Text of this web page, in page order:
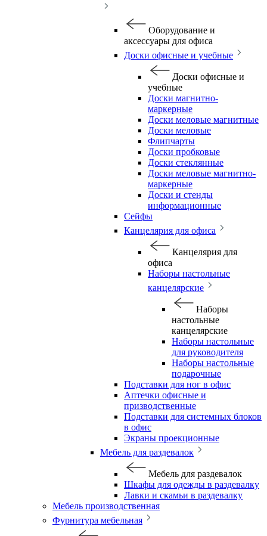
Оборудование и
аксессуары для офиса
Доски офисные и учебные
Доски офисные и
учебные
Доски магнитно-
маркерные
Доски меловые магнитные
Доски меловые
Флипчарты
Доски пробковые
Доски стеклянные
Доски меловые магнитно-
маркерные
Доски и стенды
информационные
Сейфы
Канцелярия для офиса
Канцелярия для
офиса
Наборы настольные
канцелярские
Наборы
настольные
канцелярские
Наборы настольные
для руководителя
Наборы настольные
подарочные
Подставки для ног в офис
Аптечки офисные и
призводственные
Подставки для системных блоков
в офис
Экраны проекционные
Мебель для раздевалок
Мебель для раздевалок
Шкафы для одежды в раздевалку
Лавки и скамьи в раздевалку
Мебель производственная
Фурнитура мебельная